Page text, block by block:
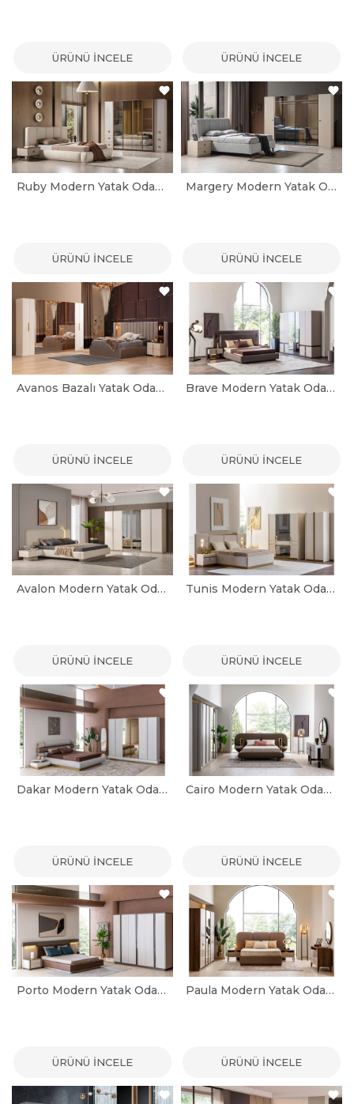
ÜRÜNÜ İNCELE ÜRÜNÜ İNCELE
Ruby Modern Yatak Odası Takımı
ÜRÜNÜ İNCELE
Margery Modern Yatak Odası Takımı
ÜRÜNÜ İNCELE
Avanos Bazalı Yatak Odası Takımı
ÜRÜNÜ İNCELE
Brave Modern Yatak Odası Takımı
ÜRÜNÜ İNCELE
Avalon Modern Yatak Odası Takımı
ÜRÜNÜ İNCELE
Tunis Modern Yatak Odası Takımı
ÜRÜNÜ İNCELE
Dakar Modern Yatak Odası Takımı
ÜRÜNÜ İNCELE
Cairo Modern Yatak Odası Takımı
ÜRÜNÜ İNCELE
Porto Modern Yatak Odası Takımı
ÜRÜNÜ İNCELE
Paula Modern Yatak Odası Takımı
ÜRÜNÜ İNCELE